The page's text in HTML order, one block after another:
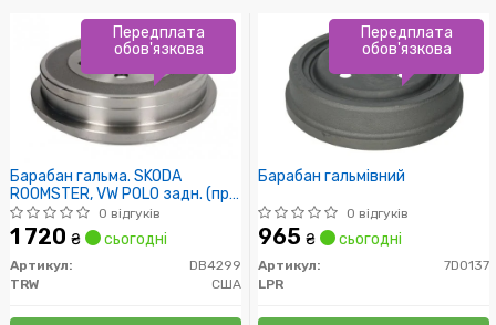
Барабан гальма. SKODA
ROOMSTER, VW POLO задн. (пр-
во TRW)
0 відгуків
1 720 ₴ сьогодні
Артикул:
DB4299
TRW
США
Передплата
обов'язкова
Барабан гальмівний
0 відгуків
965 ₴ сьогодні
Артикул:
7D0137
LPR
Передплата
обов'язкова